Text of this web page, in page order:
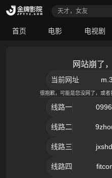
天才，女友
首页 电影 电视剧
网站崩了
当前网址
很抱歉，可能是您没网了，或
线路一
线路二
线路三
线路四